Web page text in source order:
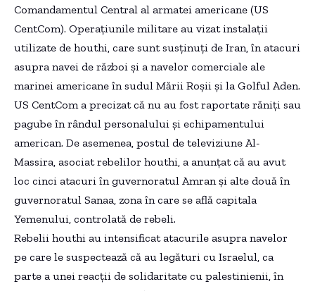
Comandamentul Central al armatei americane (US
CentCom). Operațiunile militare au vizat instalații
utilizate de houthi, care sunt susținuți de Iran, în atacuri
asupra navei de război și a navelor comerciale ale
marinei americane în sudul Mării Roșii și la Golful Aden.
US CentCom a precizat că nu au fost raportate răniți sau
pagube în rândul personalului și echipamentului
american. De asemenea, postul de televiziune Al-
Massira, asociat rebelilor houthi, a anunțat că au avut
loc cinci atacuri în guvernoratul Amran și alte două în
guvernoratul Sanaa, zona în care se află capitala
Yemenului, controlată de rebeli.
Rebelii houthi au intensificat atacurile asupra navelor
pe care le suspectează că au legături cu Israelul, ca
parte a unei reacții de solidaritate cu palestinienii, în